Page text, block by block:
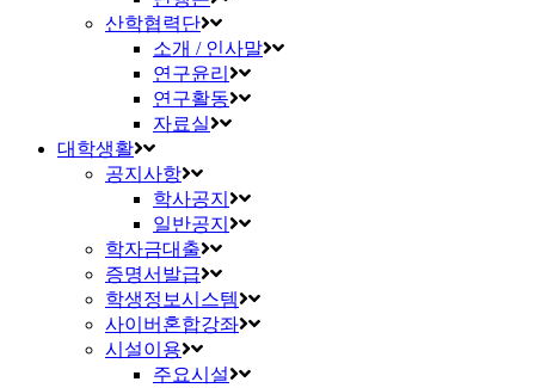
산학협력단
소개 / 인사말
연구윤리
연구활동
자료실
대학생활
공지사항
학사공지
일반공지
학자금대출
증명서발급
학생정보시스템
사이버혼합강좌
시설이용
주요시설